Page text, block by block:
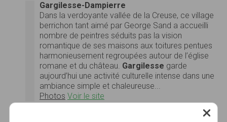
Gargilesse-Dampierre
Dans la verdoyante vallée de la Creuse, ce village
berrichon tant aimé par George Sand a accueilli
nombre de peintres séduits pas la vision
romantique de ses maisons aux toitures pentues
harmonieusement regroupées autour de l’église
romane et du château. Gargilesse garde
aujourd’hui une activité culturelle intense dans une
ambiance simple et chaleureuse...
Photos Voir le site